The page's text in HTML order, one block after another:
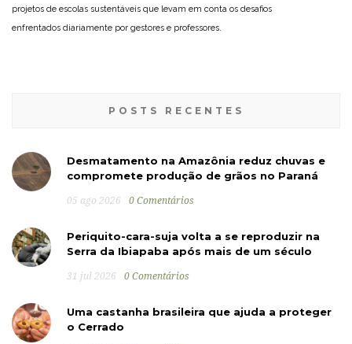
projetos de escolas sustentáveis que levam em conta os desafios
enfrentados diariamente por gestores e professores.
POSTS RECENTES
Desmatamento na Amazônia reduz chuvas e
compromete produção de grãos no Paraná
05 ago 2026 0 Comentários
Periquito-cara-suja volta a se reproduzir na
Serra da Ibiapaba após mais de um século
31 jul 2026 0 Comentários
Uma castanha brasileira que ajuda a proteger
o Cerrado